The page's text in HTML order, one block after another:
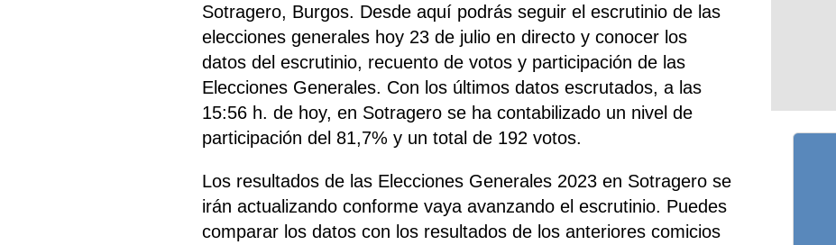
Sotragero, Burgos. Desde aquí podrás seguir el escrutinio de las
elecciones generales hoy 23 de julio en directo y conocer los
datos del escrutinio, recuento de votos y participación de las
Elecciones Generales. Con los últimos datos escrutados, a las
15:56 h. de hoy, en Sotragero se ha contabilizado un nivel de
participación del 81,7% y un total de 192 votos.
Los resultados de las Elecciones Generales 2023 en Sotragero se
irán actualizando conforme vaya avanzando el escrutinio. Puedes
comparar los datos con los resultados de los anteriores comicios